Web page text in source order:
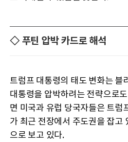
◇ 푸틴 압박 카드로 해석
트럼프 대통령의 태도 변화는 블
대통령을 압박하려는 전략으로
면 미국과 유럽 당국자들은 트럼
가 최근 전장에서 주도권을 잡고
으로 보고 있다.